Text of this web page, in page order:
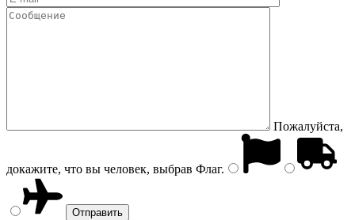
Пожалуйста,
докажите, что вы человек, выбрав Флаг.